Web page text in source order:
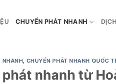
CHUYỂN PHÁT NHANH
NHANH, CHUYỂN PHÁT NHANH QUỐC
nhanh từ